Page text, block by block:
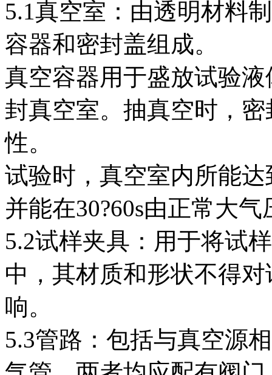
5.1真空室：由透明材料
容器和密封盖组成。
真空容器用于盛放试验
封真空室。抽真空时，
性。
试验时，真空室内所能
并能在30?60s由正常大
5.2试样夹具：用于将试
中，其材质和形状不得
响。
5.3管路：包括与真空源